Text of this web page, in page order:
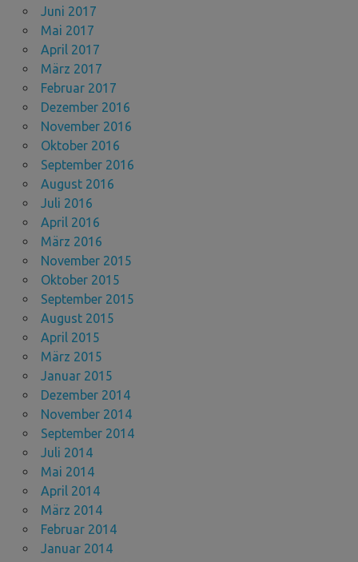
Juni 2017
Mai 2017
April 2017
März 2017
Februar 2017
Dezember 2016
November 2016
Oktober 2016
September 2016
August 2016
Juli 2016
April 2016
März 2016
November 2015
Oktober 2015
September 2015
August 2015
April 2015
März 2015
Januar 2015
Dezember 2014
November 2014
September 2014
Juli 2014
Mai 2014
April 2014
März 2014
Februar 2014
Januar 2014